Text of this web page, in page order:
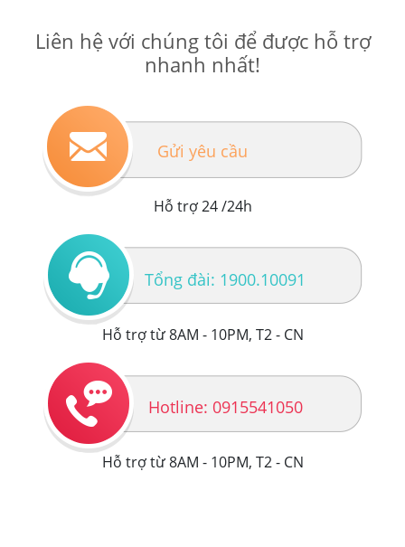
Liên hệ với chúng tôi để được hỗ trợ
nhanh nhất!
Gửi yêu cầu
Hỗ trợ 24 /24h
Tổng đài: 1900.10091
Hỗ trợ từ 8AM - 10PM, T2 - CN
Hotline: 0915541050
Hỗ trợ từ 8AM - 10PM, T2 - CN